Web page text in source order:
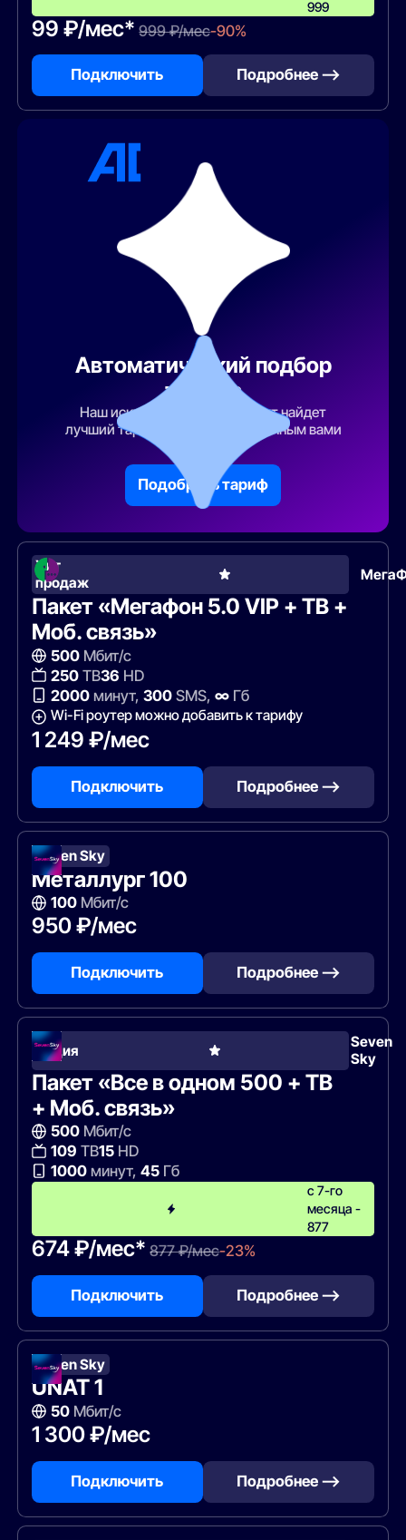
999
99 ₽/мес* 999 ₽/мес-90%
Подключить Подробнее —>
Автоматический подбор
тарифа
Наш искусственный интеллект найдет
лучший тарифный план по указанным вами
Подобрать тариф
Хит
продаж
Пакет «Мегафон 5.0 VIP + ТВ +
Моб. связь»
500Мбит/с
250ТВ36 HD
2000минут, 300SMS, ∞Гб
Wi-Fi роутер можно добавить к тарифу
1 249 ₽/мес
Подключить Подробнее —>
Seven Sky
Металлург 100
100Мбит/с
950 ₽/мес
Подключить Подробнее —>
Акция
Seven
Sky
Пакет «Все в одном 500 + ТВ
+ Моб. связь»
500Мбит/с
109 ТВ15HD
1000минут, 45Гб
с 7-го
месяца -
877
674 ₽/мес* 877 ₽/мес-23%
Подключить Подробнее —>
Seven Sky
UNAT 1
50Мбит/с
1 300 ₽/мес
Подключить Подробнее —>